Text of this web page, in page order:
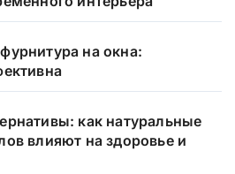
на окна:
как натуральные
влияют на здоровье и